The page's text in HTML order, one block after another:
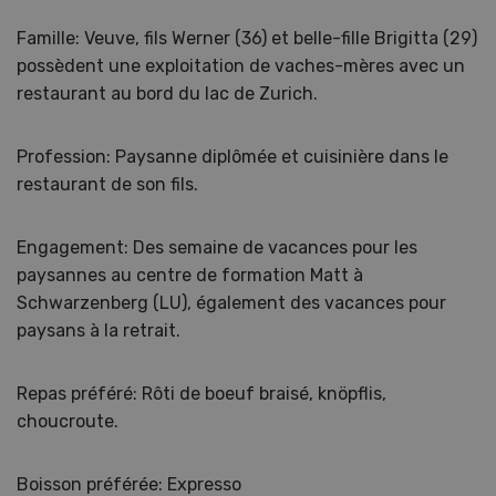
Famille: Veuve, fils Werner (36) et belle-fille Brigitta (29)
possèdent une exploitation de vaches-mères avec un
restaurant au bord du lac de Zurich.
Profession: Paysanne diplômée et cuisinière dans le
restaurant de son fils.
Engagement: Des semaine de vacances pour les
paysannes au centre de formation Matt à
Schwarzenberg (LU), également des vacances pour
paysans à la retrait.
Repas préféré: Rôti de boeuf braisé, knöpflis,
choucroute.
Boisson préférée: Expresso